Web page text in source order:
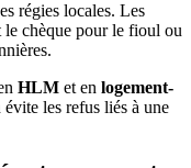
régies locales. Les
le chèque pour le fioul ou
HLM et en logement-
les refus liés à une